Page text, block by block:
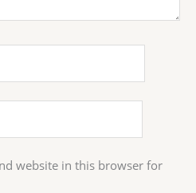
website in this browser for